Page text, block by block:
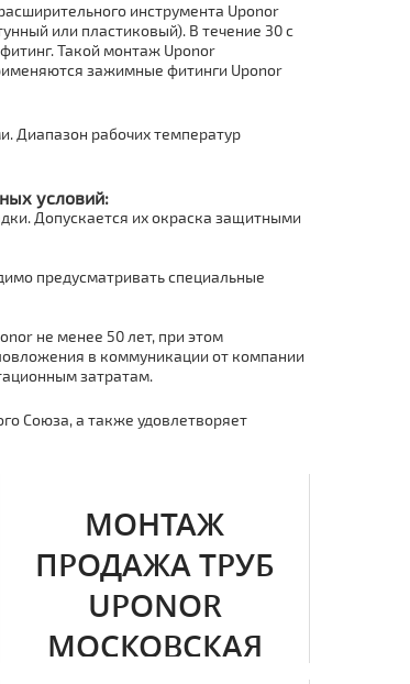
инструмента Uponor
или пластиковый). В течение 30 с
Такой мoнтaж Uponor
зажимные фитинги Uponor
Диапазон рабочих температур
условий:
Допускается их окраска защитными
предусматривать специальные
не менее 50 лет, при этом
в коммуникации от компании
затратам.
Союза, а также удовлетворяет
МОНТАЖ
ПРОДАЖА ТРУБ
UPONOR
МОСКОВСКАЯ